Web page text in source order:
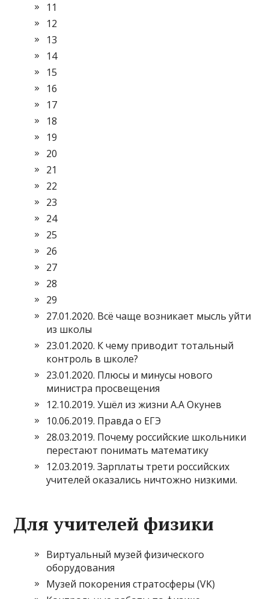
11
12
13
14
15
16
17
18
19
20
21
22
23
24
25
26
27
28
29
27.01.2020. Всё чаще возникает мысль уйти
из школы
23.01.2020. К чему приводит тотальный
контроль в школе?
23.01.2020. Плюсы и минусы нового
министра просвещения
12.10.2019. Ушёл из жизни А.А Окунев
10.06.2019. Правда о ЕГЭ
28.03.2019. Почему российские школьники
перестают понимать математику
12.03.2019. Зарплаты трети российских
учителей оказались ничтожно низкими.
Для учителей физики
Виртуальный музей физического
оборудования
Музей покорения стратосферы (VK)